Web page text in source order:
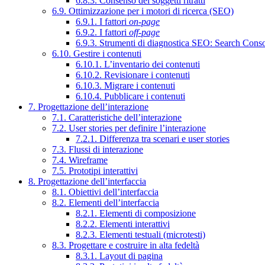
6.9. Ottimizzazione per i motori di ricerca (SEO)
6.9.1. I fattori on-page
6.9.2. I fattori off-page
6.9.3. Strumenti di diagnostica SEO: Search
6.10. Gestire i contenuti
6.10.1. L’inventario dei contenuti
6.10.2. Revisionare i contenuti
6.10.3. Migrare i contenuti
6.10.4. Pubblicare i contenuti
7. Progettazione dell’interazione
7.1. Caratteristiche dell’interazione
7.2. User stories per definire l’interazione
7.2.1. Differenza tra scenari e user stories
7.3. Flussi di interazione
7.4. Wireframe
7.5. Prototipi interattivi
8. Progettazione dell’interfaccia
8.1. Obiettivi dell’interfaccia
8.2. Elementi dell’interfaccia
8.2.1. Elementi di composizione
8.2.2. Elementi interattivi
8.2.3. Elementi testuali (microtesti)
8.3. Progettare e costruire in alta fedeltà
8.3.1. Layout di pagina